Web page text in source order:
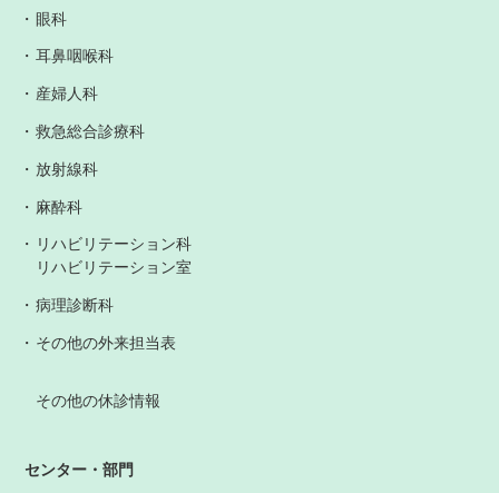
眼科
耳鼻咽喉科
産婦人科
救急総合診療科
放射線科
麻酔科
リハビリテーション科
リハビリテーション室
病理診断科
その他の外来担当表
その他の休診情報
センター・部門